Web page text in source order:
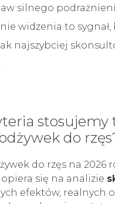
silnego
widzenia to sygnał,
najszybciej
stosujemy
do
do rzęs na 2026
się na analizie
efektów, realnych